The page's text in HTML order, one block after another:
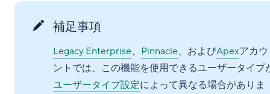
補足事項
Legacy Enterprise、 Pinnacle、およびApexアカウ
ントでは、この機能を使用できるユーザータイプ
ユーザータイプ設定によって異なる場合がありま